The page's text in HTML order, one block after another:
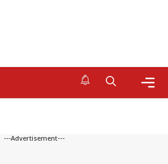
---Advertisement---